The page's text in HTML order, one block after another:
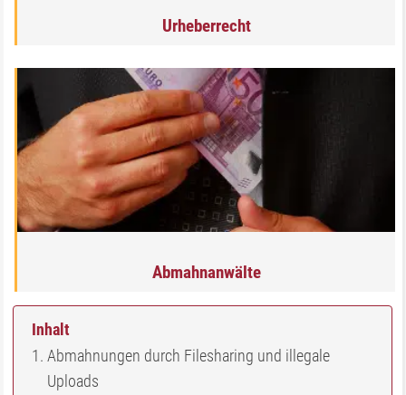
Urheberrecht
Abmahnanwälte
Inhalt
Abmahnungen durch Filesharing und illegale
Uploads